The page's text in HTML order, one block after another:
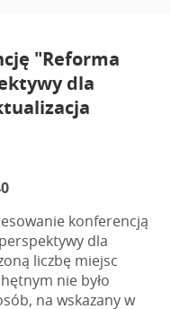
"Reforma
dla
konferencją
dla
liczbę miejsc
nie było
na wskazany w